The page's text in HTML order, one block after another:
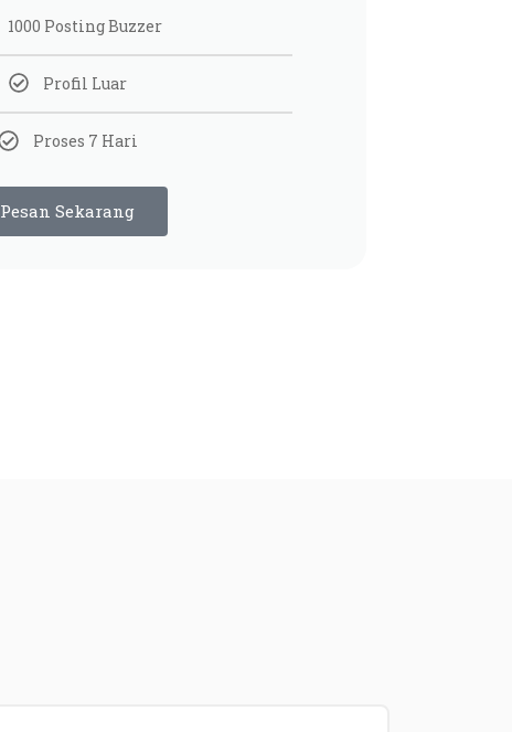
1000 Posting Buzzer
Profil Luar
Proses 7 Hari
Pesan Sekarang